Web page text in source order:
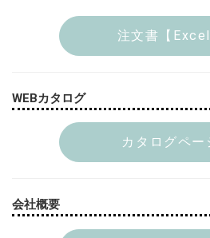
注文書【Excel
WEBカタログ
カタログペー
会社概要